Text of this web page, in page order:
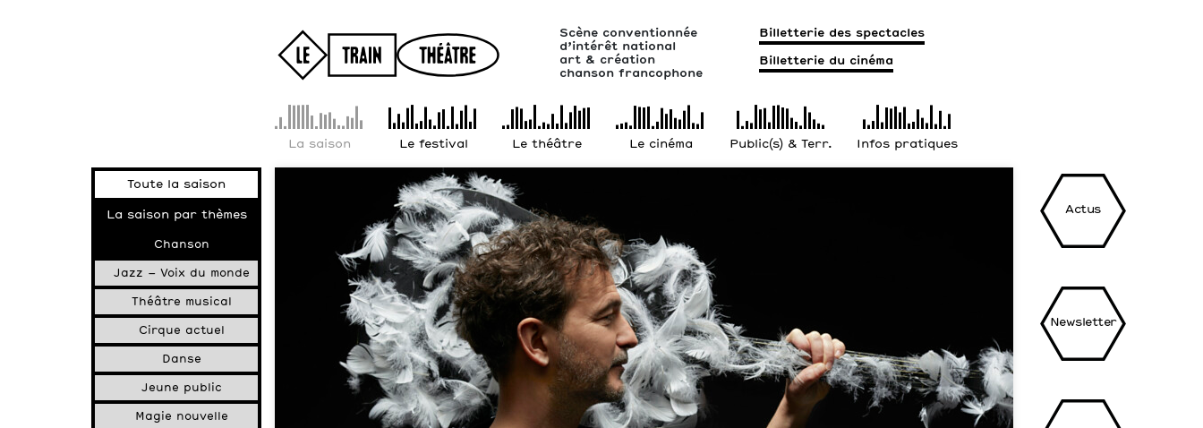
Scène conventionnée
d’intérêt national
art & création
chanson francophone
Billetterie des spectacles
Billetterie du cinéma
La saison Le festival Le théâtre Le cinéma Public(s) & Terr. Infos pratiques
Toute la saison
La saison par thèmes
Chanson
Jazz – Voix du monde
Théâtre musical
Cirque actuel
Danse
Jeune public
Magie nouvelle
Actus
Newsletter